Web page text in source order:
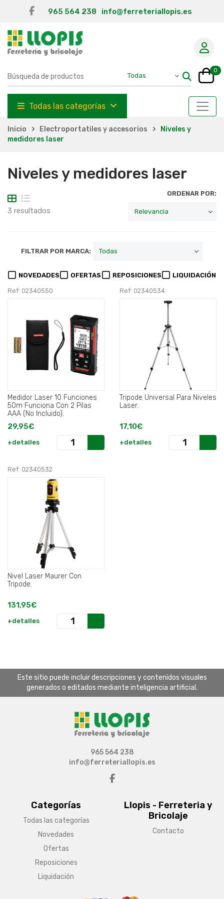
965 564 238 info@ferreteriallopis.es
0
Todas las categorías
Inicio Electroportatiles y accesorios
Niveles y
medidores laser
Niveles y medidores laser
3 resultados
ORDENAR POR:
FILTRAR POR MARCA:
NOVEDADES OFERTAS REPOSICIONES LIQUIDACIÓN
Ref: 02340550
Medidor Laser 10 Funciones
50m Funciona Con 2 Pilas
AAA (No Incluido).
29,95€
+detalles
Ref: 02340534
Tripode Universal Para Niveles
Laser.
17,10€
+detalles
Ref: 02340532
Nivel Laser Maurer Con
Tripode.
131,95€
+detalles
Este sitio puede incluir descripciones y contenidos visuales
generados o editados mediante inteligencia artificial.
Categorías
Todas las categorías
Novedades
Ofertas
Reposiciones
Liquidación
Llopis - Ferreteria y
Bricolaje
Contacto
965 564 238
info@ferreteriallopis.es